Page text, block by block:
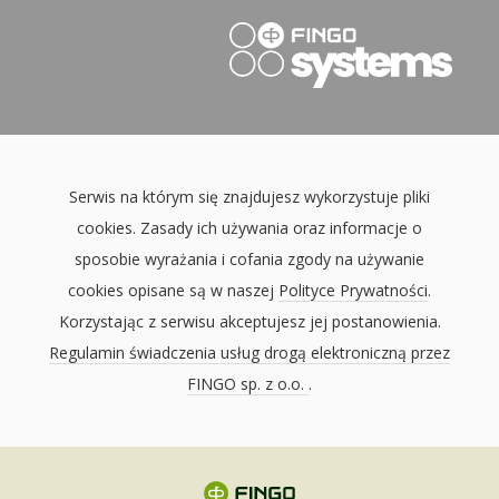
Serwis na którym się znajdujesz wykorzystuje pliki
cookies. Zasady ich używania oraz informacje o
sposobie wyrażania i cofania zgody na używanie
cookies opisane są w naszej Polityce Prywatności.
Korzystając z serwisu akceptujesz jej postanowienia.
Regulamin świadczenia usług drogą elektroniczną przez
FINGO sp. z o.o. .